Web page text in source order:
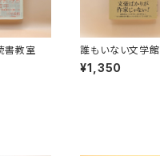
書教室 誰もいない文学館
¥1,350